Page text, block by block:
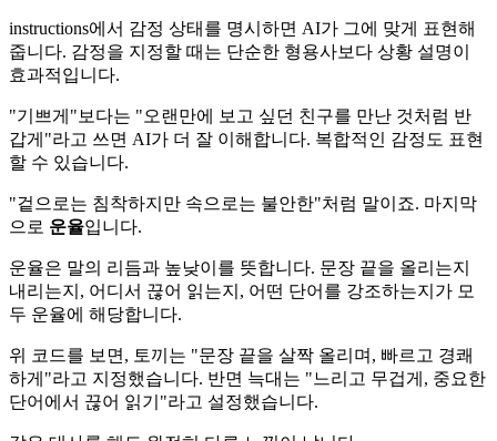
instructions에서 감정 상태를 명시하면 AI가 그에 맞게 표현해
줍니다. 감정을 지정할 때는 단순한 형용사보다 상황 설명이
효과적입니다.
"기쁘게"보다는 "오랜만에 보고 싶던 친구를 만난 것처럼 반
갑게"라고 쓰면 AI가 더 잘 이해합니다. 복합적인 감정도 표현
할 수 있습니다.
"겉으로는 침착하지만 속으로는 불안한"처럼 말이죠. 마지막
으로 운율입니다.
운율은 말의 리듬과 높낮이를 뜻합니다. 문장 끝을 올리는지
내리는지, 어디서 끊어 읽는지, 어떤 단어를 강조하는지가 모
두 운율에 해당합니다.
위 코드를 보면, 토끼는 "문장 끝을 살짝 올리며, 빠르고 경쾌
하게"라고 지정했습니다. 반면 늑대는 "느리고 무겁게, 중요한
단어에서 끊어 읽기"라고 설정했습니다.